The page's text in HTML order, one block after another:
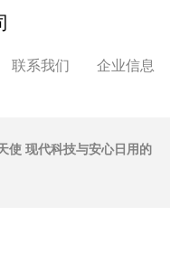
联系我们 企业信息
使 现代科技与安心日用的